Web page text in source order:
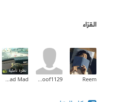
القرّاء
Reem